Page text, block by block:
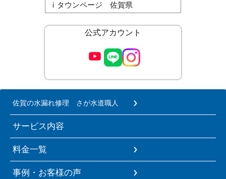
ｉタウンページ 佐賀県
公式アカウント
佐賀の水漏れ修理 さが水道職人
サービス内容
料金一覧
事例・お客様の声